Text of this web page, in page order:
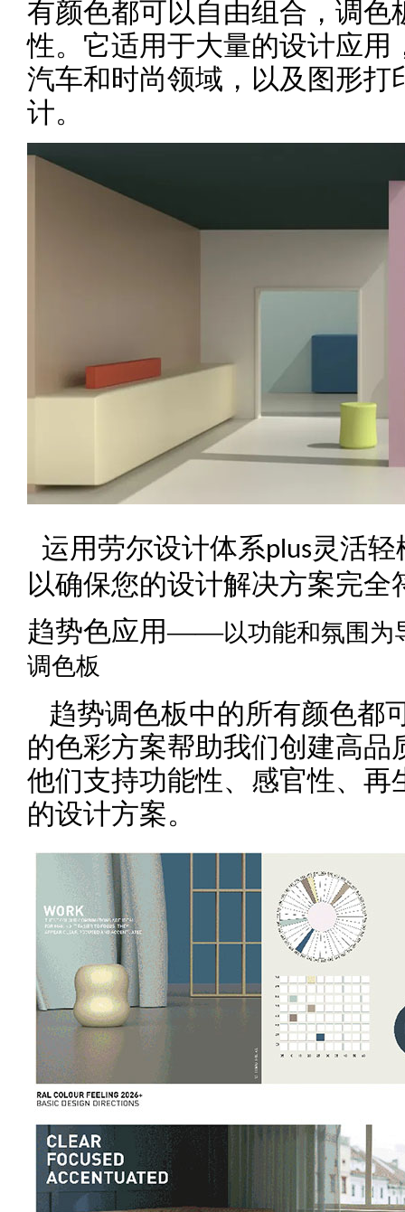
有颜色都可以自由组合，调色
性。它适用于大量的设计应用
汽车和时尚领域，以及图形打
计。
运用劳尔设计体系plus灵活
以确保您的设计解决方案完全
趋势色应用——以功能和氛围为
调色板
趋势调色板中的所有颜色都
的色彩方案帮助我们创建高品
他们支持功能性、感官性、再
的设计方案。